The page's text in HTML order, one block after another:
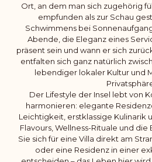
Ort, an dem man sich zugehörig
empfunden als zur Schau
Schwimmens bei
Abende, die Eleganz eines
präsent sein und wann er sich
entfalten sich ganz natürlich
lebendiger lokaler Kultur und
Der Lifestyle der Insel lebt von
harmonieren: elegante
Leichtigkeit, erstklassige Kulinarik
Flavours, Wellness-Rituale und
Sie sich für eine Villa direkt am
oder eine Residenz in einer